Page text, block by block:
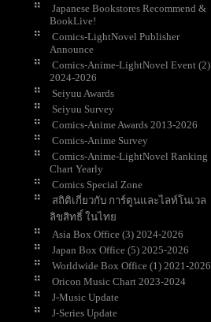
Japanese Bookstores Recommend &
BookLive!
Comics-LightNovel Publisher
Announce
Comics-Anime-LightNovel Event (2)
2024-2026
Seiyuu Awards
Seiyuu Survey
Comics-Anime Awards 2013-2026
Comics-Anime Survey
Comics-Anime-LightNovel Ranking
Chart Yearly
Comics Special Zone
สถิติเกี่ยวกับ การ์ตูนและไลท์โนเวล
ลิขสิทธิ์ ในไท
Asia Box Office (3) 2024-2026
Japan Box Office (5) 2025-2026
Worldwide Box Office (1) 2021-2026
Oricon Music Chart 2023-2024
J-Music Update
J-Series Update